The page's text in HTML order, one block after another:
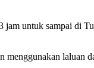
untuk sampai di
laluan